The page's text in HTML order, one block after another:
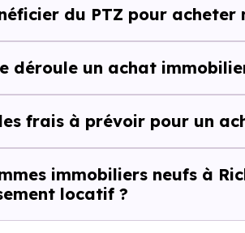
complémentaires : un
d'investissement ou d'achat
Acheter dans le
au-delà du prix
À première vue, leprix au m²
ancien. Pourtant, ce chiffre
il faut regarder l’ensemble de
du PTZ pour acheter
déroule un achat
frais à prévoir pour un
immobiliers neufs à
locatif ?